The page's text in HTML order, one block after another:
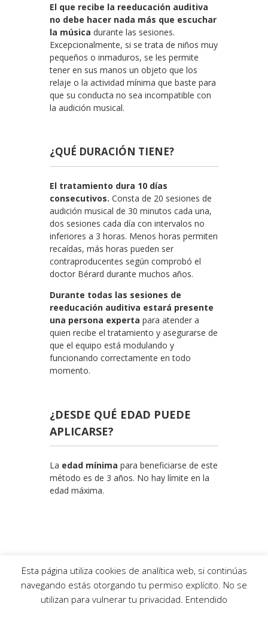
El que recibe la reeducación auditiva
no debe hacer nada más que escuchar
la música durante las sesiones.
Excepcionalmente, si se trata de niños muy
pequeños o inmaduros, se les permite
tener en sus manos un objeto que los
relaje o la actividad mínima que baste para
que su conducta no sea incompatible con
la audición musical.
¿QUÉ DURACIÓN TIENE?
El tratamiento dura 10 días
consecutivos. Consta de 20 sesiones de
audición musical de 30 minutos cada una,
dos sesiones cada día con intervalos no
inferiores a 3 horas. Menos horas permiten
recaídas, más horas pueden ser
contraproducentes según comprobó el
doctor Bérard durante muchos años.
Durante todas las sesiones de
reeducación auditiva estará presente
una persona experta para atender a
quien recibe el tratamiento y asegurarse de
que el equipo está modulando y
funcionando correctamente en todo
momento.
¿DESDE QUÉ EDAD PUEDE
APLICARSE?
La edad mínima para beneficiarse de este
método es de 3 años. No hay límite en la
edad máxima.
Calle Teodosio, 11 - Bajo B
41002 - Sevilla
Teléfonos: 955 263 920 - 609 222 578
Esta página utiliza cookies de analítica web, si continúas
navegando estás otorgando tu permiso explícito. No se
utilizan para vulnerar tu privacidad. Entendido